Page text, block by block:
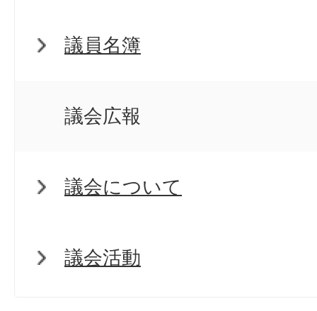
議員名簿
議会広報
議会について
議会活動